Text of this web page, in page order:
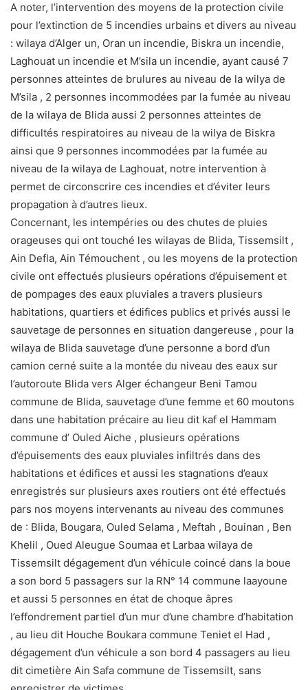
A noter, l’intervention des moyens de la protection civile
pour l’extinction de 5 incendies urbains et divers au niveau
: wilaya d’Alger un, Oran un incendie, Biskra un incendie,
Laghouat un incendie et M’sila un incendie, ayant causé 7
personnes atteintes de brulures au niveau de la wilya de
M’sila , 2 personnes incommodées par la fumée au niveau
de la wilaya de Blida aussi 2 personnes atteintes de
difficultés respiratoires au niveau de la wilya de Biskra
ainsi que 9 personnes incommodées par la fumée au
niveau de la wilaya de Laghouat, notre intervention à
permet de circonscrire ces incendies et d’éviter leurs
propagation à d’autres lieux.
Concernant, les intempéries ou des chutes de pluies
orageuses qui ont touché les wilayas de Blida, Tissemsilt ,
Ain Defla, Ain Témouchent , ou les moyens de la protection
civile ont effectués plusieurs opérations d’épuisement et
de pompages des eaux pluviales a travers plusieurs
habitations, quartiers et édifices publics et privés aussi le
sauvetage de personnes en situation dangereuse , pour la
wilaya de Blida sauvetage d’une personne a bord d’un
camion cerné suite a la montée du niveau des eaux sur
l’autoroute Blida vers Alger échangeur Beni Tamou
commune de Blida, sauvetage d’une femme et 60 moutons
dans une habitation précaire au lieu dit kaf el Hammam
commune d’ Ouled Aiche , plusieurs opérations
d’épuisements des eaux pluviales infiltrés dans des
habitations et édifices et aussi les stagnations d’eaux
enregistrés sur plusieurs axes routiers ont été effectués
pars nos moyens intervenants au niveau des communes
de : Blida, Bougara, Ouled Selama , Meftah , Bouinan , Ben
Khelil , Oued Aleugue Soumaa et Larbaa wilaya de
Tissemsilt dégagement d’un véhicule coincé dans la boue
a son bord 5 passagers sur la RN° 14 commune laayoune
et aussi 5 personnes en état de choque âpres
l’effondrement partiel d’un mur d’une chambre d’habitation
, au lieu dit Houche Boukara commune Teniet el Had ,
dégagement d’un véhicule a son bord 4 passagers au lieu
dit cimetière Ain Safa commune de Tissemsilt, sans